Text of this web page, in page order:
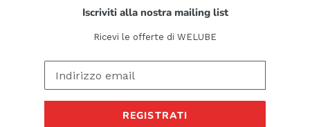
Iscriviti alla nostra mailing list
Ricevi le offerte di WELUBE
REGISTRATI